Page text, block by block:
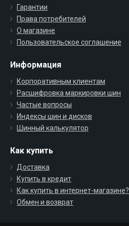
Гарантии
Права потребителей
О магазине
Пользовательское соглашение
Информация
Корпоративным клиентам
Расшифровка маркировки шин
Частые вопросы
Индексы шин и дисков
Шинный калькулятор
Как купить
Доставка
Купить в кредит
Как купить в интернет-магазине?
Обмен и возврат